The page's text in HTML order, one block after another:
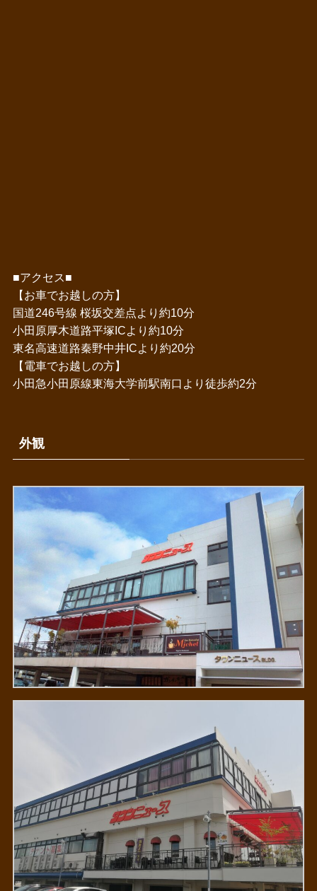
■アクセス■
【お車でお越しの方】
国道246号線 桜坂交差点より約10分
小田原厚木道路平塚ICより約10分
東名高速道路秦野中井ICより約20分
【電車でお越しの方】
小田急小田原線東海大学前駅南口より徒歩約2分
外観